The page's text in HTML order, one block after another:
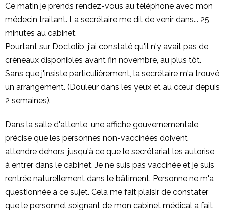
Ce matin je prends rendez-vous au téléphone avec mon
médecin traitant. La secrétaire me dit de venir dans... 25
minutes au cabinet.
Pourtant sur Doctolib, j'ai constaté qu'il n'y avait pas de
créneaux disponibles avant fin novembre, au plus tôt.
Sans que j'insiste particulièrement, la secrétaire m'a trouvé
un arrangement. (Douleur dans les yeux et au cœur depuis
2 semaines).
Dans la salle d'attente, une affiche gouvernementale
précise que les personnes non-vaccinées doivent
attendre dehors, jusqu'à ce que le secrétariat les autorise
à entrer dans le cabinet. Je ne suis pas vaccinée et je suis
rentrée naturellement dans le bâtiment. Personne ne m'a
questionnée à ce sujet. Cela me fait plaisir de constater
que le personnel soignant de mon cabinet médical a fait